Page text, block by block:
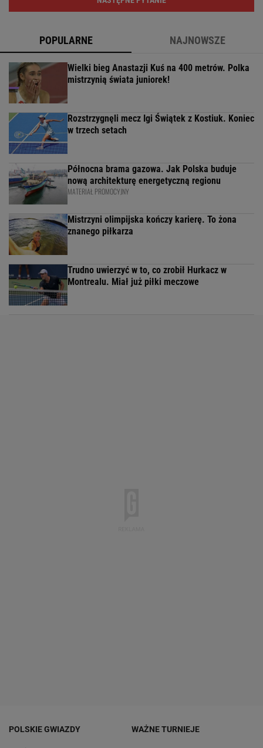
POPULARNE NAJNOWSZE
Wielki bieg Anastazji Kuś na 400 metrów. Polka
mistrzynią świata juniorek!
Rozstrzygnęli mecz Igi Świątek z Kostiuk. Koniec
w trzech setach
Północna brama gazowa. Jak Polska buduje
nową architekturę energetyczną regionu
MATERIAŁ PROMOCYJNY
Mistrzyni olimpijska kończy karierę. To żona
znanego piłkarza
Trudno uwierzyć w to, co zrobił Hurkacz w
Montrealu. Miał już piłki meczowe
POLSKIE GWIAZDY WAŻNE TURNIEJE